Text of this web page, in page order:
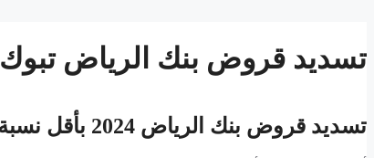
تسديد قروض بنك الرياض تبوك
تسديد قروض بنك الرياض 2024 بأقل نسبة ممكنة